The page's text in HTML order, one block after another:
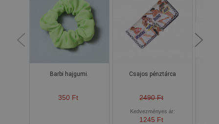
Barbi hajgumi.
350 Ft
Csajos pénztárca
2490 Ft
Kedvezményes ár:
1245 Ft